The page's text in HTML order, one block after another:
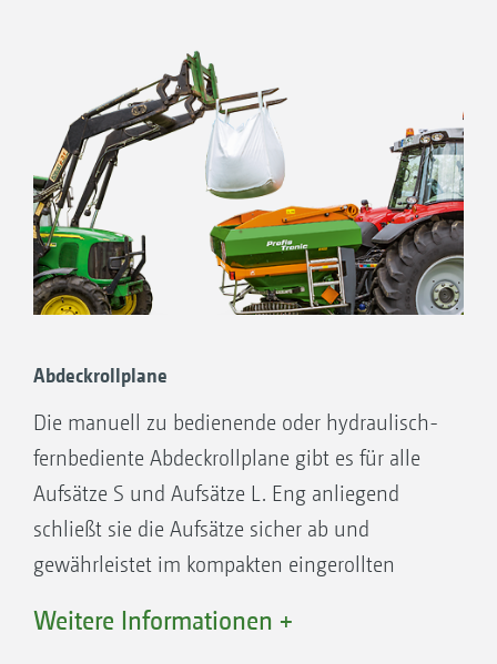
Abdeckrollplane
Die manuell zu bedienende oder hydraulisch-
fernbediente Abdeckrollplane gibt es für alle
Aufsätze S und Aufsätze L. Eng anliegend
schließt sie die Aufsätze sicher ab und
gewährleistet im kompakten eingerollten
Abdeckrollplane kann ebenso mit den Aufsatz­
Weitere Informationen +